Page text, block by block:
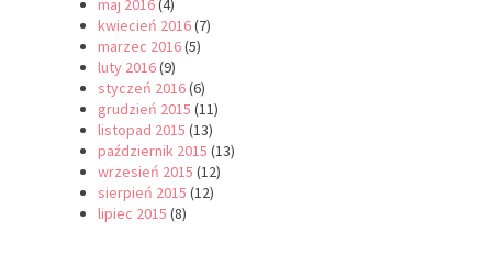
maj 2016(4)
kwiecień 2016(7)
marzec 2016(5)
luty 2016(9)
styczeń 2016(6)
grudzień 2015 (11)
listopad 2015 (13)
październik 2015 (13)
wrzesień 2015 (12)
sierpień 2015 (12)
lipiec 2015 (8)